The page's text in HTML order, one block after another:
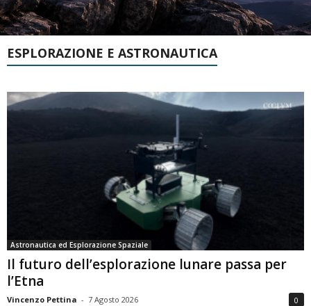
ESPLORAZIONE E ASTRONAUTICA
Astronautica ed Esplorazione Spaziale
Il futuro dell’esplorazione lunare passa per
l’Etna
Vincenzo Pettina - 7 Agosto 2026 0